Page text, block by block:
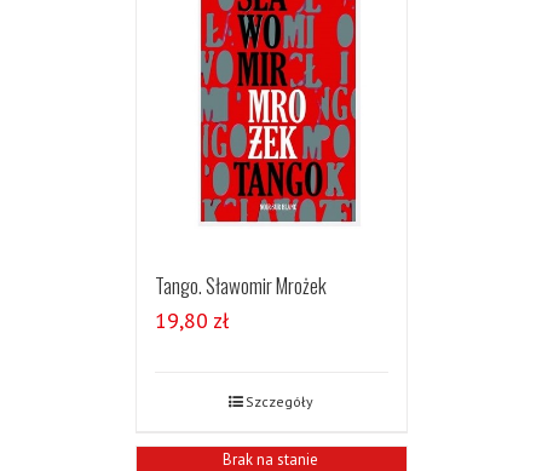
Tango. Sławomir Mrożek
19,80 zł
Szczegóły
Brak na stanie